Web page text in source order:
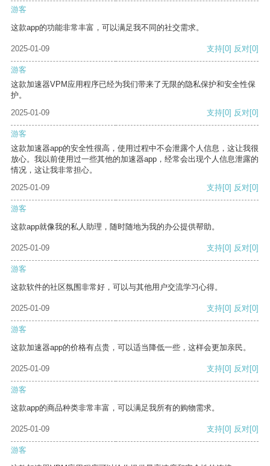
游客
这款app的功能非常丰富，可以满足我不同的社交需求。
2025-01-09 支持[0] 反对[0]
游客
这款加速器VPM应用程序已经为我们带来了无限的隐私保护和安全性保
护。
2025-01-09
支持[0] 反对[0]
游客
这款加速器app的安全性很高，使用过程中不会泄露个人信息，这让我很
放心。我以前使用过一些其他的加速器app，经常会出现个人信息泄露的
情况，这让我非常担心。
2025-01-09
支持[0] 反对[0]
游客
这款app就像我的私人助理，随时随地为我的办公提供帮助。
2025-01-09 支持[0] 反对[0]
游客
这款软件的社区氛围非常好，可以与其他用户交流学习心得。
2025-01-09 支持[0] 反对[0]
游客
这款加速器app的价格有点贵，可以适当降低一些，这样会更加亲民。
2025-01-09 支持[0] 反对[0]
游客
这款app的商品种类非常丰富，可以满足我所有的购物需求。
2025-01-09 支持[0] 反对[0]
游客